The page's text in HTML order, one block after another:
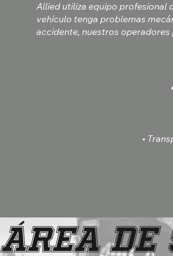
•
Allied utiliza equipo profesional
vehículo tenga problemas
accidente, nuestros
Área de